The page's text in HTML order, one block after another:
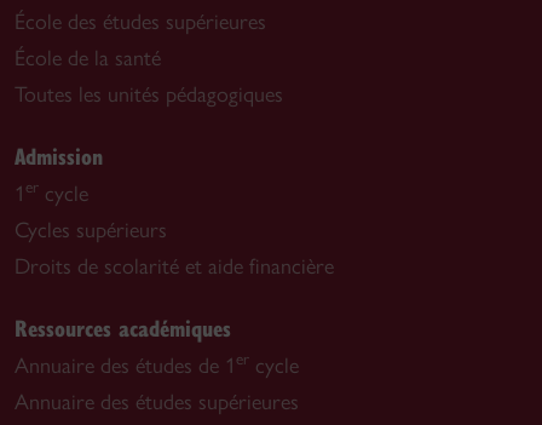
École des études supérieures
École de la santé
Toutes les unités pédagogiques
Admission
1 er cycle
Cycles supérieurs
Droits de scolarité et aide financière
Ressources académiques
Annuaire des études de 1 er cycle
Annuaire des études supérieures